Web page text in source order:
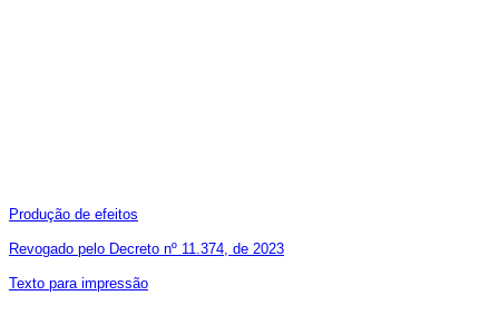
Produção de efeitos
Revogado pelo Decreto nº 11.374, de 2023
Texto para impressão